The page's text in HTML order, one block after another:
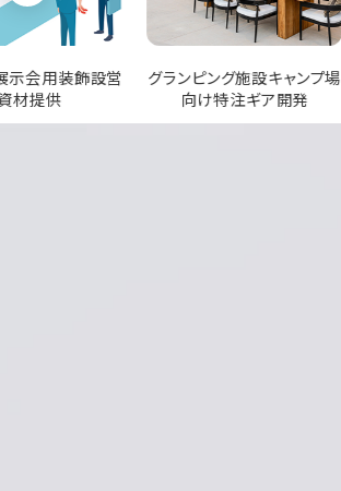
施設キャンプ場
注ギア開発
商業施設カフェ向けアウトド
ア家具什器提供